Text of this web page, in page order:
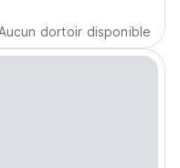
dortoir disponible